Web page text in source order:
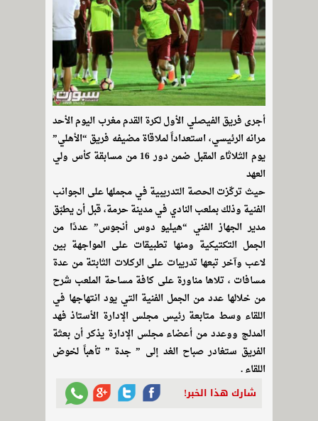
أجرى فريق الفيصلي الأول لكرة القدم مغرب اليوم الأحد
مرانه الرئيسي، استعداداً لملاقاة مضيفه فريق “الأهلي”
يوم الثلاثاء المقبل ضمن دور 16 من مسابقة كأس ولي
العهد
حيث تركّزت الحصة التدريبية في مجملها على الجوانب
الفنية وذلك بملعب النادي في مدينة حرمة، قبل أن يطبّق
مدير الجهاز الفني “هيليو دوس أنجوس” عددًا من
الجمل التكتيكية ومنها تطبيقات على المواجهة بين
لاعب وآخر تبعها تدريبات على الركلات الثابتة من عدة
مسافات ، تلاها مناورة على كافة مساحة الملعب شرح
من خلالها عدد من الجمل الفنية التي يود انتهاجها في
اللقاء وسط متابعة رئيس مجلس الإدارة الأستاذ فهد
المدلج ووعدد من أعضاء مجلس الإدارة يذكر أن بعثة
الفريق ستغادر صباح الغد إلى ” جدة ” تأهباً لخوض
اللقاء .
شارك هذا الخبر!